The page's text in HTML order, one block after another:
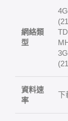
網絡類
型
資料速
率
下